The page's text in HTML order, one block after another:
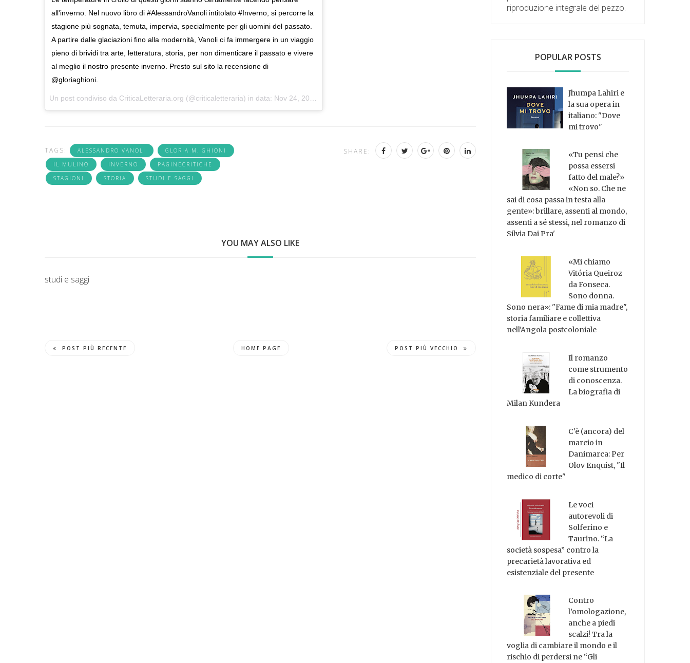
all'inverno. Nel nuovo libro di #AlessandroVanoli intitolato #Inverno, si percorre la
stagione più sognata, temuta, impervia, specialmente per gli uomini del passato.
A partire dalle glaciazioni fino alla modernità, Vanoli ci fa immergere in un viaggio
pieno di brividi tra arte, letteratura, storia, per non dimenticare il passato e vivere
al meglio il nostro presente inverno. Presto sul sito la recensione di
@gloriaghioni.
Un post condiviso da CriticaLetteraria.org (@criticaletteraria) in data: Nov 24, 2018 at 8:58 PST
TAGS: ALESSANDRO VANOLI
GLORIA M. GHIONI
IL MULINO
INVERNO
PAGINECRITICHE
STAGIONI
STORIA STUDI E SAGGI
SHARE:
YOU MAY ALSO LIKE
studi e saggi
POST PIÙ RECENTE HOME PAGE POST PIÙ VECCHIO
riproduzione integrale del pezzo.
POPULAR POSTS
Jhumpa Lahiri e
la sua opera in
italiano: "Dove
mi trovo"
«Tu pensi che
possa essersi
fatto del male?»
«Non so. Che ne
sai di cosa passa in testa alla
gente»: brillare, assenti al mondo,
assenti a sé stessi, nel romanzo di
Silvia Dai Pra'
«Mi chiamo
Vitória Queiroz
da Fonseca.
Sono donna.
Sono nera»: "Fame di mia madre",
storia familiare e collettiva
nell'Angola postcoloniale
Il romanzo
come strumento
di conoscenza.
La biografia di
Milan Kundera
C'è (ancora) del
marcio in
Danimarca: Per
Olov Enquist, "Il
medico di corte"
Le voci
autorevoli di
Solferino e
Taurino. “La
società sospesa” contro la
precarietà lavorativa ed
esistenziale del presente
Contro
l’omologazione,
anche a piedi
scalzi! Tra la
voglia di cambiare il mondo e il
rischio di perdersi ne “Gli